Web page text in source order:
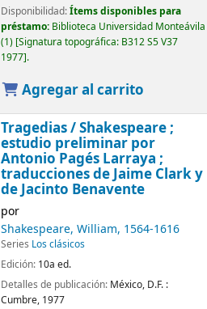
Disponibilidad:Ítems disponibles para
préstamo: Biblioteca Universidad Monteávila
(1) Signatura topográfica: B312 S5 V37
1977 .
Agregar al carrito
Tragedias /Shakespeare ;
estudio preliminar por
Antonio Pagés Larraya ;
traducciones de Jaime Clark y
de Jacinto Benavente
por
Shakespeare, William, 1564-1616
Series Los clásicos
Edición: 10a ed.
Detalles de publicación: México, D.F. :
Cumbre, 1977